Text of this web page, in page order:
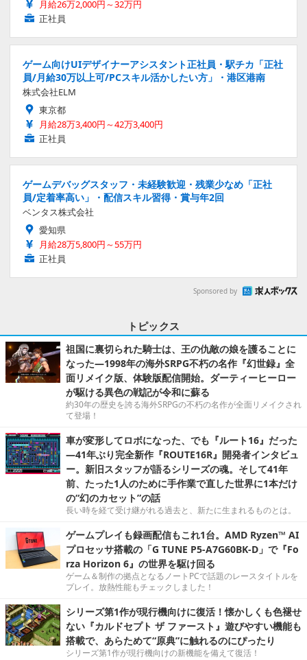
月給26万2,000円～32万円
正社員
ゲーム向けUIデザイナーアシスタント正社員・駅チカ「正社
員/月給30万以上可/PCスキル活かしたい方」・港区港南
株式会社ELM
東京都
月給28万3,400円～42万3,400円
正社員
ゲームデバッグスタッフ・未経験歓迎・残業少なめ「正社
員/定着率高い」・配信スキル習得・賞与年2回
ベンタス株式会社
愛知県
月給28万5,800円～55万円
正社員
Sponsored by
トピックス
祖国に裏切られた騎士は、王の仇敵の娘を護ることに
なった―1998年の海外SRPG不朽の名作『幻世録』全
面リメイク版、体験版配信開始。ダーティーヒーロー
が駆ける異色の戦記が令和に蘇る
約30年の歴史を誇る海外SRPGの不朽の名作が全面リメイクされ
て登場！
車が変形してロボになった、でも『ルート16』だった
―41年ぶり完全新作『ROUTE16R』開発者インタビュ
ー。新旧スタッフが語るシリーズの魂。そして41年
前、たった1人のために手作業で直した世界に1本だけ
の“幻のカセット”の話
長い時を経て受け継がれる過去と、新たに生まれるものとは。
ゲームプレイも録画配信もこれ1台。AMD Ryzen™ AI
プロセッサ搭載の「G TUNE P5-A7G60BK-D」で『Fo
rza Horizon 6』の世界を駆け回る
ゲーム＆制作の拠点となるノートPCで話題のレースタイトルを
プレイ。放熱性能もチェックしました！
シリーズ第1作が現行機向けに復活！懐かしくも色褪せ
ない『カルドセプト ザ ファースト』遊びやすい機能も
搭載で、あらためて“原典”に触れるのにぴったり
シリーズ第1作が現行機向けの新機能を備えて復活！